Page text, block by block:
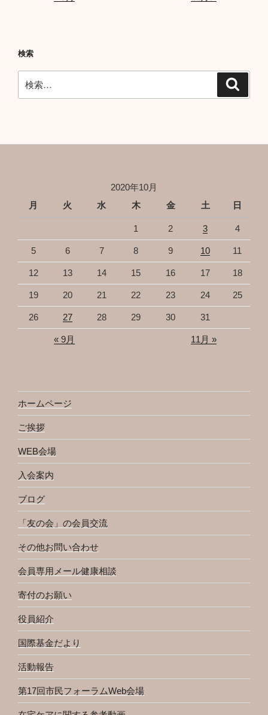
検索
索:
2020年10月
月
火 水 木 金 土 日
1 2 3 4
5 6 7 8 9 10 11
12 13 14 15 16 17 18
19 20 21 22 23 24 25
26 27 28 29 30 31
« 9月 11月 »
ホームページ
ご挨拶
WEB会場
入会案内
ブログ
「友の会」の会員交流
その他お問い合わせ
会員専用メール健康相談
寄付のお願い
役員紹介
国際基金だより
活動報告
第17回市民フォーラムWeb会場